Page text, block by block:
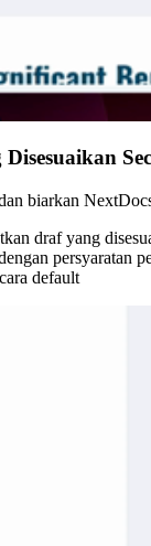
biarkan
draf yang
persyaratan
default